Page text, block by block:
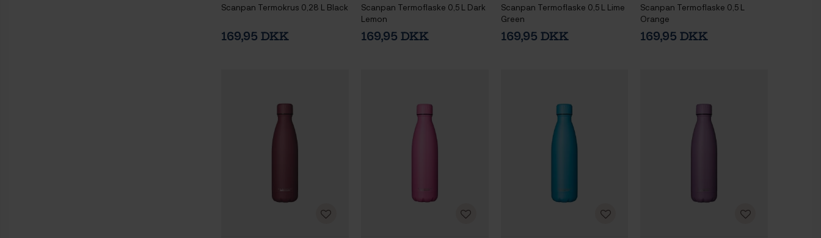
Scanpan Termokrus 0,28 L Black
169,95 DKK
Scanpan Termoflaske 0,5 L Dark
Lemon
169,95 DKK
Scanpan Termoflaske 0,5 L Lime
Green
169,95 DKK
Scanpan Termoflaske 0,5 L
Orange
169,95 DKK